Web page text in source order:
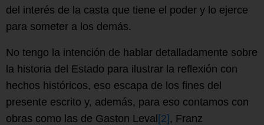
del interés de la casta que tiene el poder y lo ejerce
para someter a los demás.
No tengo la intención de hablar detalladamente sobre
la historia del Estado para ilustrar la reflexión con
hechos históricos, eso escapa de los fines del
presente escrito y, además, para eso contamos con
obras como las de Gaston Leval[2], Franz